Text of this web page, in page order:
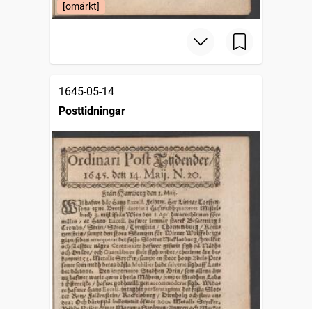
[omärkt]
1645-05-14
Posttidningar